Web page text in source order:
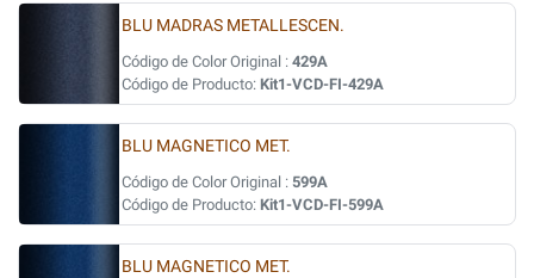
BLU MADRAS METALLESCEN.
Código de Color Original : 429A
Código de Producto: Kit1-VCD-FI-429A
BLU MAGNETICO MET.
Código de Color Original : 599A
Código de Producto: Kit1-VCD-FI-599A
BLU MAGNETICO MET.